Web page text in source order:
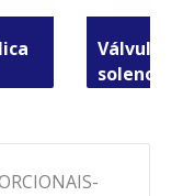
Válvulas